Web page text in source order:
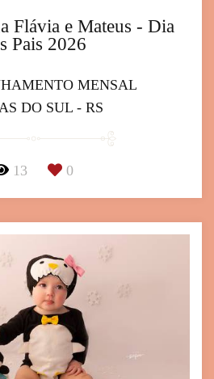
Flávia e Mateus - Dia
Pais 2026
MENSAL
DO SUL - RS
13 0